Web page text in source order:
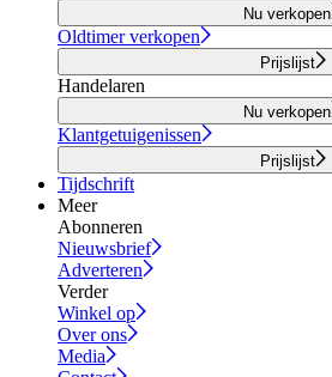
Nu verkopen
Oldtimer verkopen
Prijslijst
Handelaren
Nu verkopen
Klantgetuigenissen
Prijslijst
Tijdschrift
Meer
Abonneren
Nieuwsbrief
Adverteren
Verder
Winkel op
Over ons
Media